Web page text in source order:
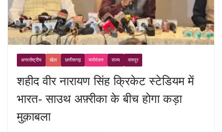
अन्तर्राष्ट्रीय खेल छत्तीसगढ़ मनोरंजन राज्य रायपुर
शहीद वीर नारायण सिंह क्रिकेट स्टेडियम में
भारत- साउथ अफ़्रीका के बीच होगा कड़ा
मुक़ाबला